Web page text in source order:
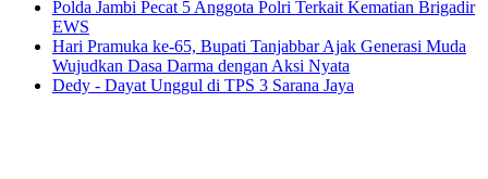
Polda Jambi Pecat 5 Anggota Polri Terkait Kematian Brigadir
EWS
Hari Pramuka ke-65, Bupati Tanjabbar Ajak Generasi Muda
Wujudkan Dasa Darma dengan Aksi Nyata
Dedy - Dayat Unggul di TPS 3 Sarana Jaya